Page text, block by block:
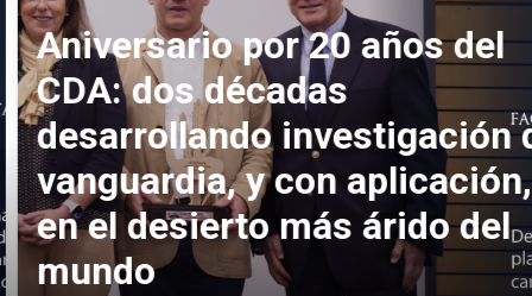
Aniversario por 20 años del
CDA: dos décadas
desarrollando investigación
vanguardia, y con aplicación,
en el desierto más árido del
mundo